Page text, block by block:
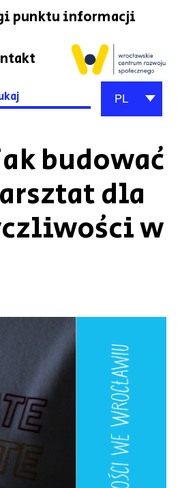
punktu informacji
PL
budować
dla
w